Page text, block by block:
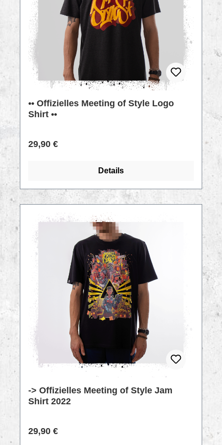
•• Offizielles Meeting of Style Logo
Shirt ••
Regulärer Preis:
29,90 €
Details
-> Offizielles Meeting of Style Jam
Shirt 2022
Regulärer Preis:
29,90 €